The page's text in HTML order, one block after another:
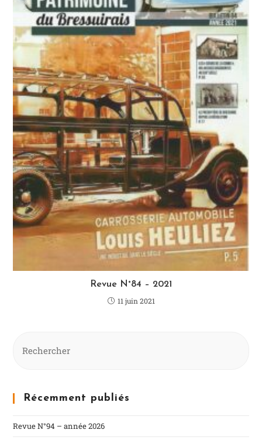
Revue N°84 – 2021
11 juin 2021
Récemment publiés
Revue N°94 – année 2026